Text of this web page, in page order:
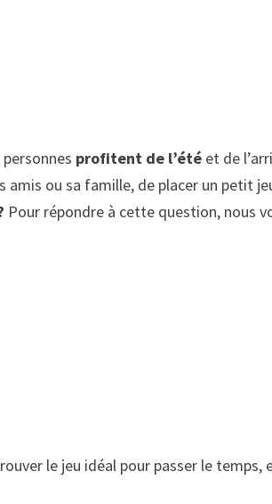
profitent de l’été et de
amis ou sa famille, de placer un petit
Pour répondre à cette question, nous
le jeu idéal pour passer le temps,